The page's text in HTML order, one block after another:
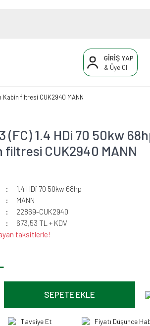
GİRİŞ YAP
& Üye Ol
Kabin filtresi CUK2940 MANN
(FC) 1.4 HDi 70 50kw
filtresi CUK2940 MANN
1.4 HDi 70 50kw 68hp
MANN
22869-CUK2940
673,53 TL + KDV
taksitlerle!
SEPETE EKLE
Tavsiye Et Fiyatı Düşünce